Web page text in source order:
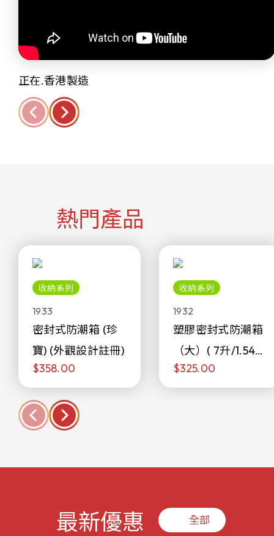
正在.香港製造
熱門產品
收納系列
1933
密封式防潮箱 (珍
寶) (外觀設計註冊)
$358.00
收納系列
1932
塑膠密封式防潮箱
（大）( 7升/1.54加
侖)
$325.00
最新優惠 全部